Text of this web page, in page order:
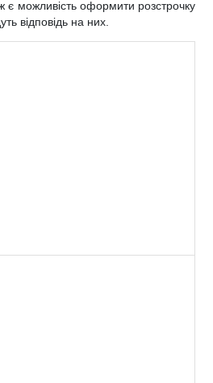
є можливість оформити розстрочку
відповідь на них.